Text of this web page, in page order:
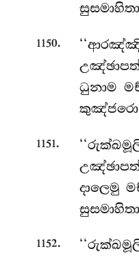
1150.
ධුනාම
1151.
දාලෙමු
1152.